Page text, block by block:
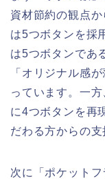
資材節約の観点
は5つボタンを採
は5つボタンであ
「オリジナル感
っています。一
に4つボタンを再
だわる方からの支
次に「ポケット